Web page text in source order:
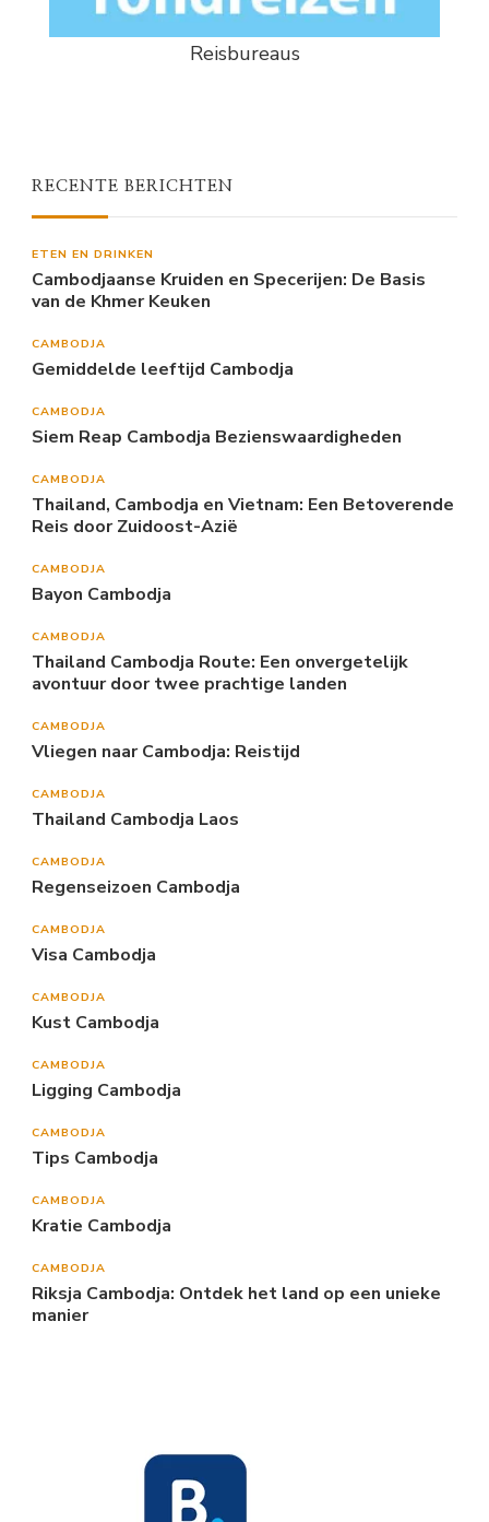
Reisbureaus
RECENTE BERICHTEN
ETEN EN DRINKEN
Cambodjaanse Kruiden en Specerijen: De Basis
van de Khmer Keuken
CAMBODJA
Gemiddelde leeftijd Cambodja
CAMBODJA
Siem Reap Cambodja Bezienswaardigheden
CAMBODJA
Thailand, Cambodja en Vietnam: Een Betoverende
Reis door Zuidoost-Azië
CAMBODJA
Bayon Cambodja
CAMBODJA
Thailand Cambodja Route: Een onvergetelijk
avontuur door twee prachtige landen
CAMBODJA
Vliegen naar Cambodja: Reistijd
CAMBODJA
Thailand Cambodja Laos
CAMBODJA
Regenseizoen Cambodja
CAMBODJA
Visa Cambodja
CAMBODJA
Kust Cambodja
CAMBODJA
Ligging Cambodja
CAMBODJA
Tips Cambodja
CAMBODJA
Kratie Cambodja
CAMBODJA
Riksja Cambodja: Ontdek het land op een unieke
manier